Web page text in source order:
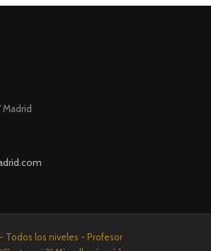
Todos los niveles - Profesor